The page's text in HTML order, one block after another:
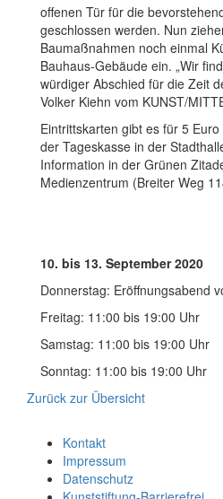
offenen Tür für die
geschlossen werden. Nun
Baumaßnahmen noch einmal
Bauhaus-Gebäude ein. „Wir
würdiger Abschied für die Zeit
Volker Kiehn vom KUNST/
Eintrittskarten gibt es für 5
der Tageskasse in der
Information in der Grünen
Medienzentrum (Breiter Weg
10. bis 13. September 2020
Donnerstag: Eröffnungsabend
Freitag: 11:00 bis 19:00 Uhr
Samstag: 11:00 bis 19:00 Uhr
Sonntag: 11:00 bis 19:00 Uhr
Zurück zur Übersicht
Kontakt
Impressum
Datenschutz